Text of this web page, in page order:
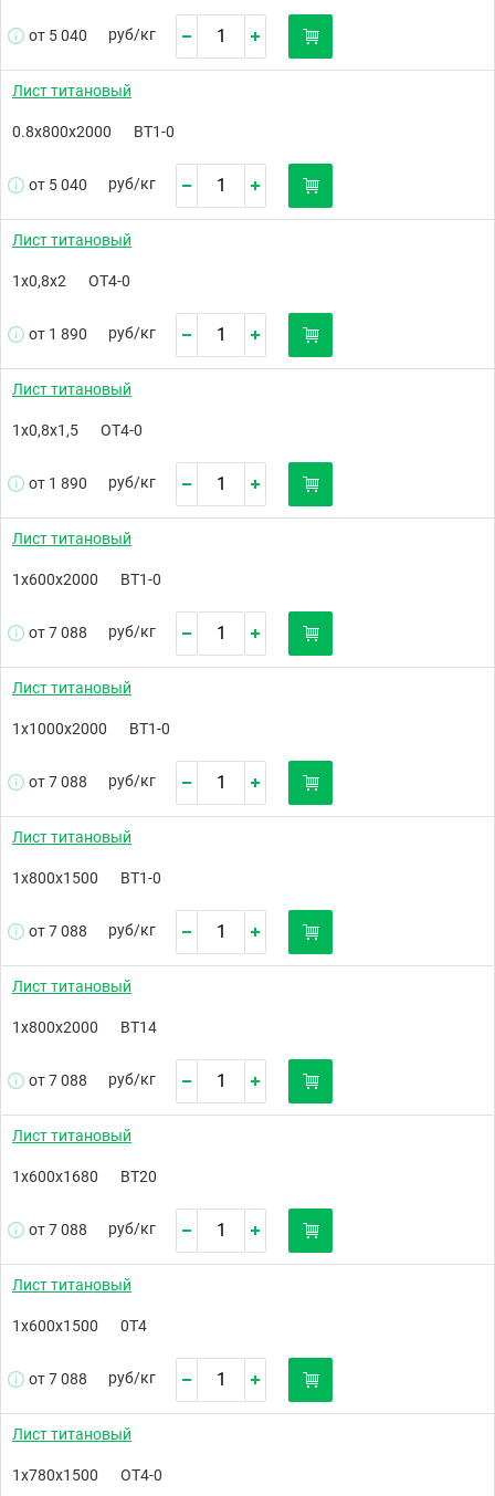
от 5 040 руб/кг
Лист титановый
0.8х800х2000 ВТ1-0
от 5 040 руб/кг
Лист титановый
1х0,8х2 ОТ4-0
от 1 890 руб/кг
Лист титановый
1х0,8х1,5 ОТ4-0
от 1 890 руб/кг
Лист титановый
1х600х2000 ВТ1-0
от 7 088 руб/кг
Лист титановый
1х1000х2000 ВТ1-0
от 7 088 руб/кг
Лист титановый
1х800х1500 ВТ1-0
от 7 088 руб/кг
Лист титановый
1х800х2000 ВТ14
от 7 088 руб/кг
Лист титановый
1х600х1680 ВТ20
от 7 088 руб/кг
Лист титановый
1х600х1500 0Т4
от 7 088 руб/кг
Лист титановый
1х780х1500 ОТ4-0